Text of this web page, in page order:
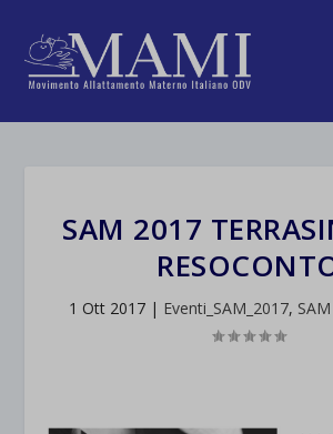
SAM 2017
1 Ott 2017 | Eventi_SAM_2017,